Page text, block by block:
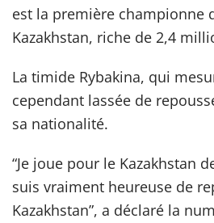
est la première championne
Kazakhstan, riche de 2,4
La timide Rybakina, qui
cependant lassée de
sa nationalité.
“Je joue pour le Kazakhstan
suis vraiment heureuse de
Kazakhstan”, a déclaré la